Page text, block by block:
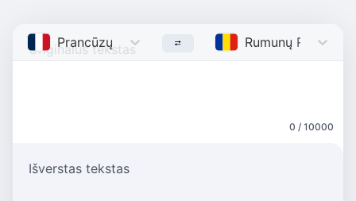
Prancūzų French Rumunų Romanian
0 / 10000
Išverstas tekstas